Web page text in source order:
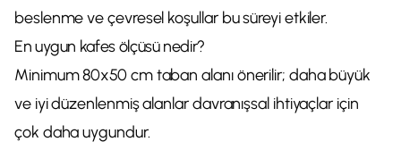
beslenme ve çevresel koşullar bu süreyi etkiler.
En uygun kafes ölçüsü nedir?
Minimum 80x50 cm taban alanı önerilir; daha büyük
ve iyi düzenlenmiş alanlar davranışsal ihtiyaçlar için
çok daha uygundur.